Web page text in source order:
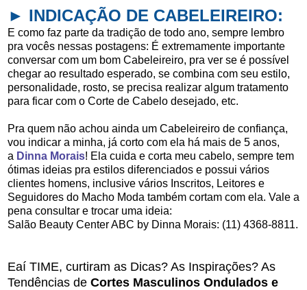
► INDICAÇÃO DE CABELEIREIRO:
E como faz parte da tradição de todo ano, sempre lembro
pra vocês nessas postagens: É extremamente importante
conversar com um bom Cabeleireiro, pra ver se é possível
chegar ao resultado esperado, se combina com seu estilo,
personalidade, rosto, se precisa realizar algum tratamento
para ficar com o Corte de Cabelo desejado, etc.
Pra quem não achou ainda um Cabeleireiro de confiança,
vou indicar a minha, já corto com ela há mais de 5 anos,
a Dinna Morais! Ela cuida e corta meu cabelo, sempre tem
ótimas ideias pra estilos diferenciados e possui vários
clientes homens, inclusive vários Inscritos, Leitores e
Seguidores do Macho Moda também cortam com ela. Vale a
pena consultar e trocar uma ideia:
Salão Beauty Center ABC by Dinna Morais: (11) 4368-8811.
Eaí TIME, curtiram as Dicas? As Inspirações? As
Tendências de Cortes Masculinos Ondulados e